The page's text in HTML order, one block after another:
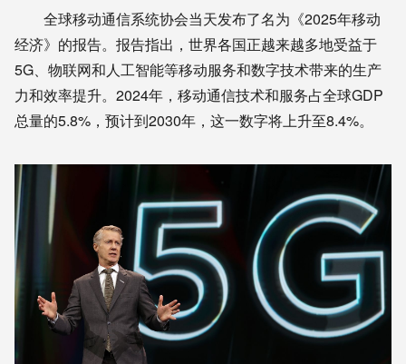
全球移动通信系统协会当天发布了名为《2025年移动
经济》的报告。报告指出，世界各国正越来越多地受益于
5G、物联网和人工智能等移动服务和数字技术带来的生产
力和效率提升。2024年，移动通信技术和服务占全球GDP
总量的5.8%，预计到2030年，这一数字将上升至8.4%。